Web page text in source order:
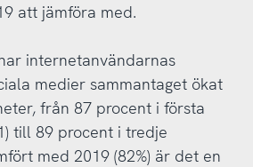
att jämföra med.
internetanvändarnas
medier sammantaget ökat
från 87 procent i första
till 89 procent i tredje
med 2019 (82%) är det en